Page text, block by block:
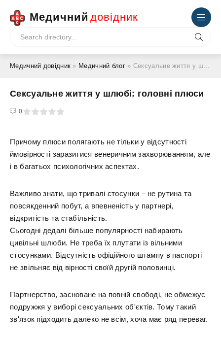
Медичний довідник
Медичний довідник » Медичний блог» Сексуальне життя у шлюбі: головні плюси
Сексуальне життя у шлюбі: головні плюси
0
5
Причому плюси полягають не тільки у відсутності
ймовірності заразитися венеричним захворюванням, але
і в багатьох психологічних аспектах.
Важливо знати, що тривалі стосунки – не рутина та
повсякденний побут, а впевненість у партнері,
відкритість та стабільність.
Сьогодні дедалі більше популярності набирають
цивільні шлюби. Не треба їх плутати із вільними
стосунками. Відсутність офіційного штампу в паспорті
не звільняє від вірності своїй другій половинці.
Партнерство, засноване на повній свободі, не обмежує
подружжя у виборі сексуальних об'єктів. Тому такий
зв'язок підходить далеко не всім, хоча має ряд переваг.